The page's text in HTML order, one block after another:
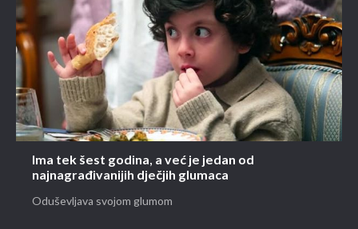
Ima tek šest godina, a već je jedan od
najnagrađivanijih dječjih glumaca
Oduševljava svojom glumom